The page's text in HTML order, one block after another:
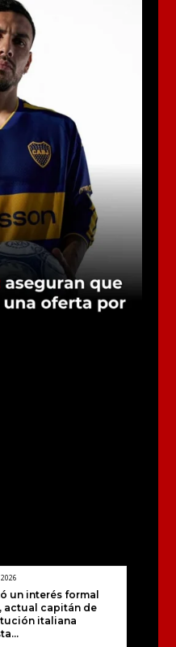
un interés formal
actual capitán de
italiana